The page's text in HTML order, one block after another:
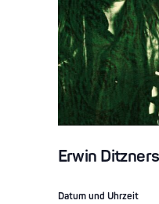
Erwin
Datum und Uhrzeit